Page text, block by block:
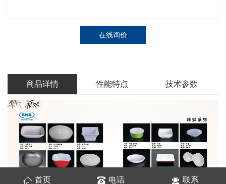
在线询价
商品详情 性能特点 技术参数
首页 电话 联系